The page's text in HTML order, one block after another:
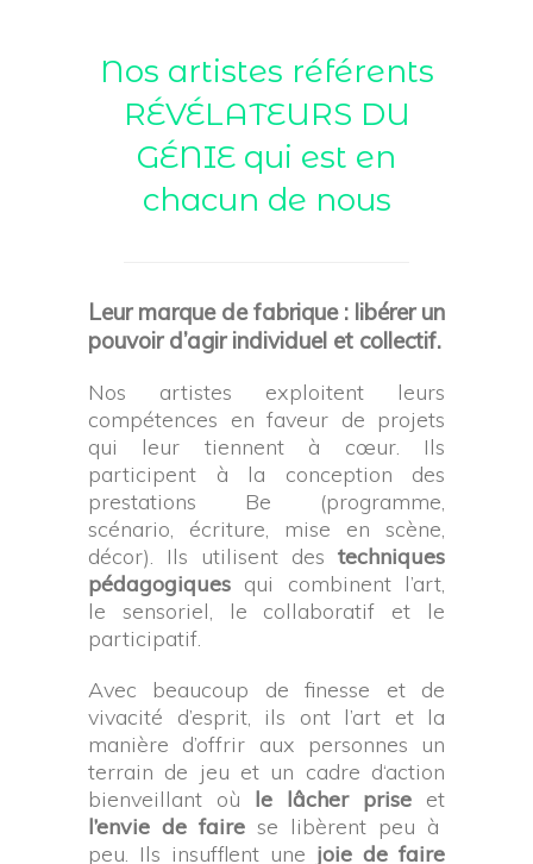
Nos artistes référents
RÉVÉLATEURS DU
GÉNIE qui est en
chacun de nous
Leur marque de fabrique : libérer un
pouvoir d’agir individuel et collectif.
Nos artistes exploitent leurs
compétences en faveur de projets
qui leur tiennent à cœur. Ils
participent à la conception des
prestations Be
(programme,
scénario, écriture, mise en scène,
décor). Ils utilisent des techniques
pédagogiques qui combinent l’art,
le sensoriel, le collaboratif et le
participatif.
Avec beaucoup de finesse et de
vivacité d’esprit, ils ont l’art et la
manière d’offrir aux personnes un
terrain de jeu et un cadre d‘action
bienveillant où le lâcher prise et
l’envie de faire se libèrent peu à
peu. Ils insufflent une joie de faire